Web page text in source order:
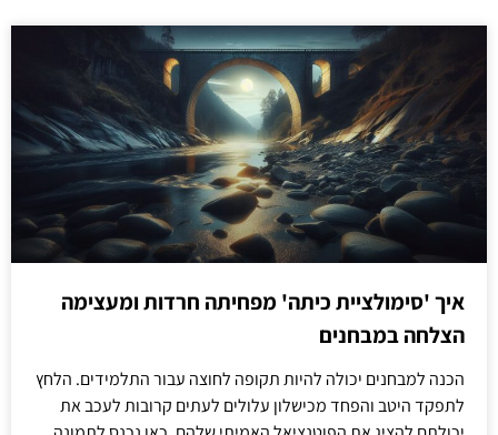
איך 'סימולציית כיתה' מפחיתה חרדות ומעצימה
הצלחה במבחנים
הכנה למבחנים יכולה להיות תקופה לחוצה עבור התלמידים. הלחץ
לתפקד היטב והפחד מכישלון עלולים לעתים קרובות לעכב את